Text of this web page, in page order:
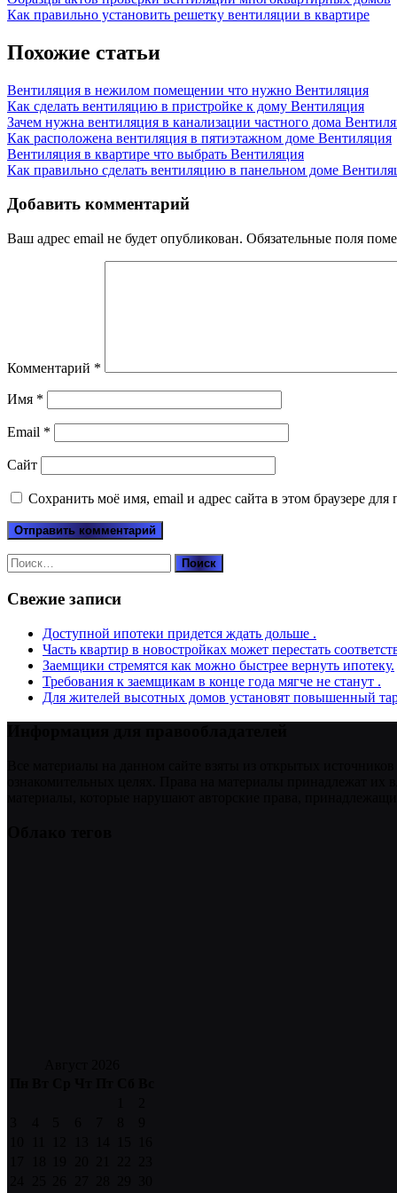
по
записям
Post:
Next
Как правильно установить решетку вентиляции в квартире
Похожие статьи
Вентиляция в нежилом помещении что нужно Вентиляция
Как сделать вентиляцию в пристройке к дому Вентиляция
Зачем нужна вентиляция в канализации частного дома
Как расположена вентиляция в пятиэтажном доме Вентиляция
Вентиляция в квартире что выбрать Вентиляция
Как правильно сделать вентиляцию в панельном доме
Добавить комментарий
Ваш адрес email не будет опубликован. Обязательные поля
Комментарий *
Имя *
Email *
Сайт
Сохранить моё имя, email и адрес сайта в этом браузере
Найти:
Свежие записи
Доступной ипотеки придется ждать дольше .
Часть квартир в новостройках может перестать
Заемщики стремятся как можно быстрее вернуть ипотеку.
Требования к заемщикам в конце года мягче не станут .
Для жителей высотных домов установят повышенный